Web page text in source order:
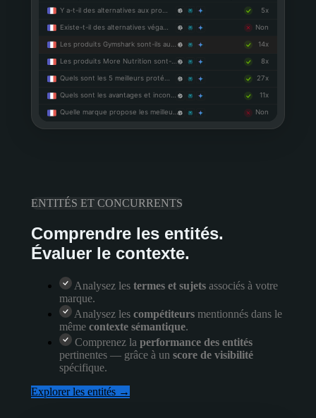
Y a-t-il des alternatives aux pro…
5x
Existe-t-il des alternatives véga… Non
Les produits Gymshark sont-ils au… 14x
Les produits More Nutrition sont-… 8x
Quels sont les 5 meilleurs proté… 27x
Quels sont les avantages et incon… 11x
Quelle marque propose les meilleu… Non
ENTITÉS ET CONCURRENTS
Comprendre les entités.
Évaluer le contexte.
Analysez les termes et sujets associés à votre
marque.
Analysez les compétiteurs mentionnés dans le
même contexte sémantique.
Comprenez la performance des entités
pertinentes — grâce à un score de visibilité
spécifique.
Explorer les entités →